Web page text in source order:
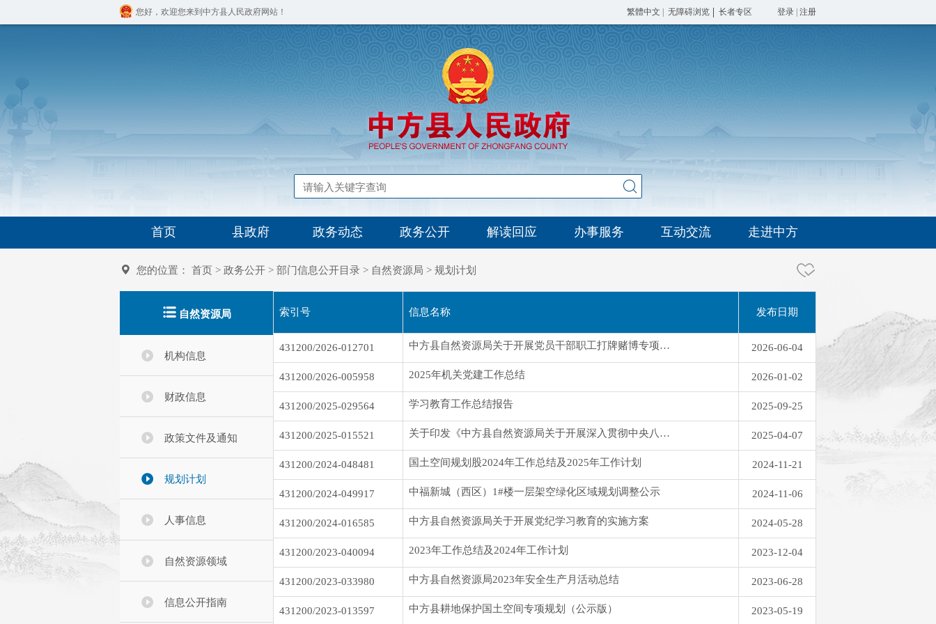
您好，欢迎您来到中方县人民政府网站！ 登录 注册
繁體中文 无障碍浏览 长者专区
首页 县政府 政务动态 政务公开 解读回应 办事服务 互动交流 走进中方
您的位置： 首页 > 政务公开 > 部门信息公开目录 > 自然资源局 > 规划计划
自然资源局
机构信息
财政信息
政策文件及通知
规划计划
人事信息
自然资源领域
信息公开指南
索引号 信息名称 发布日期
431200/2026-012701 中方县自然资源局关于开展党员干部职工打牌赌博专项整治的通知 2026-06-04
431200/2026-005958 2025年机关党建工作总结 2026-01-02
431200/2025-029564 学习教育工作总结报告 2025-09-25
431200/2025-015521 关于印发《中方县自然资源局关于开展深入贯彻中央八项规定精神学习教育的工作方案》的通 知 2025-04-07
431200/2024-048481 国土空间规划股2024年工作总结及2025年工作计划 2024-11-21
431200/2024-049917 中福新城（西区）1#楼一层架空绿化区域规划调整公示 2024-11-06
431200/2024-016585 中方县自然资源局关于开展党纪学习教育的实施方案 2024-05-28
431200/2023-040094 2023年工作总结及2024年工作计划 2023-12-04
431200/2023-033980 中方县自然资源局2023年安全生产月活动总结 2023-06-28
431200/2023-013597 中方县耕地保护国土空间专项规划（公示版） 2023-05-19